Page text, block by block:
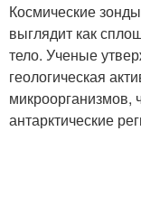
Космические
выглядит как
тело. Ученые
геологическая
микроорганизмов,
антарктические